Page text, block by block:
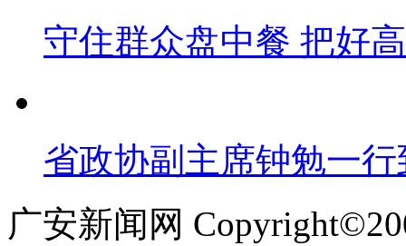
守住群众盘中餐 把好
省政协副主席钟勉一
广安新闻网